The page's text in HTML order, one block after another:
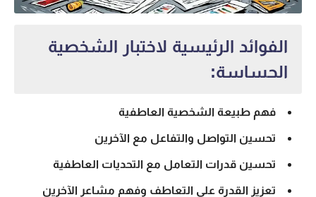
الفوائد الرئيسية لاختبار الشخصية
الحساسة:
فهم طبيعة الشخصية العاطفية
تحسين التواصل والتفاعل مع الآخرين
تحسين قدرات التعامل مع التحديات العاطفية
تعزيز القدرة على التعاطف وفهم مشاعر الآخرين